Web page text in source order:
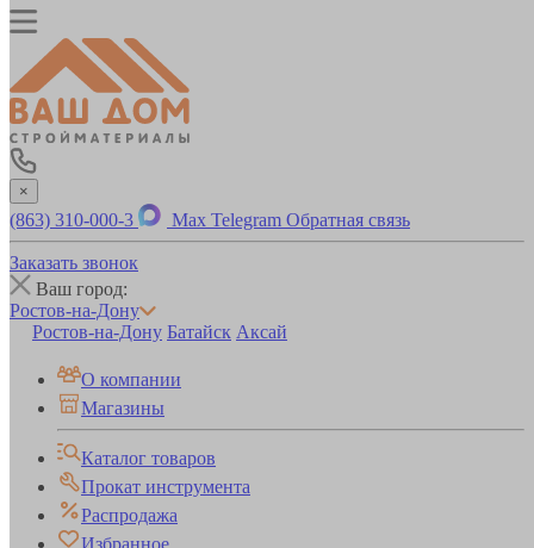
×
(863) 310-000-3 Max Telegram Обратная связь
Заказать звонок
Ваш город:
Ростов-на-Дону
Ростов-на-Дону Батайск Аксай
О компании
Магазины
Каталог товаров
Прокат инструмента
Распродажа
Избранное